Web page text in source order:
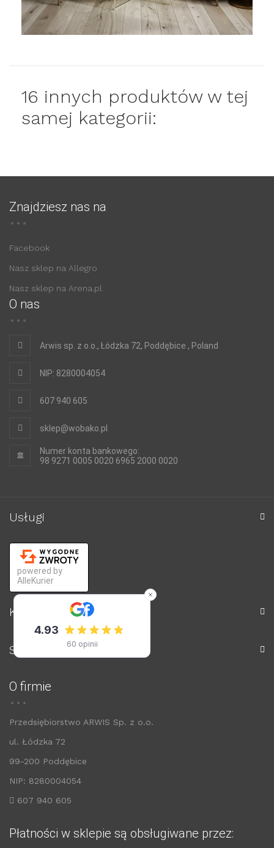
16 innych produktów w tej
samej kategorii:
Znajdziesz nas na
Facebook
Nasz sklep na Allegro
Nasz sklep na Arena.pl
O nas
Arwis sp. z o.o., Łódzka 72, Poddębice , Poland
NIP: 8280004054
607 940 605
sklep@wobako.pl
Numer konta bankowego:
98 9271 0005 0020 6965 2000 0020
Usługi
powered by
AlleKurier
Konto
Sklep
O firmie
Przedsiębiorstwo ARWIS Sp. z o.o.
ul. Łódzka 72
99-200 Poddębice
NIP: 8280004054
607 940 605
Płatności w sklepie są obsługiwane przez: